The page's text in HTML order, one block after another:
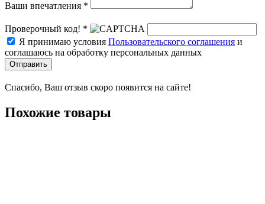
Ваши впечатления *
Проверочный код! *
Я принимаю условия Пользовательского соглашения и
соглашаюсь на обработку персональных данных
Отправить
Спасибо, Ваш отзыв скоро появится на сайте!
Похожие товары